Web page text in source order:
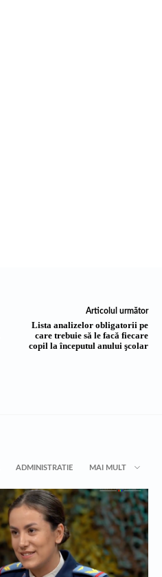
Articolul următor
Lista analizelor obligatorii pe
care trebuie să le facă fiecare
copil la începutul anului şcolar
ADMINISTRATIE MAI MULT